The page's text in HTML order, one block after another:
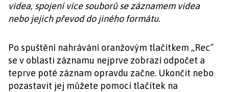
videa, spojení více souborů se záznamem videa
nebo jejich převod do jiného formátu.
Po spuštění nahrávání oranžovým tlačítkem „Rec“
se v oblasti záznamu nejprve zobrazí odpočet a
teprve poté záznam opravdu začne. Ukončit nebo
pozastavit jej můžete pomocí tlačítek na